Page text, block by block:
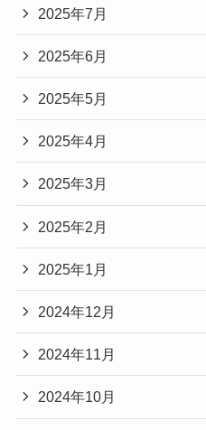
2025年7月
2025年6月
2025年5月
2025年4月
2025年3月
2025年2月
2025年1月
2024年12月
2024年11月
2024年10月